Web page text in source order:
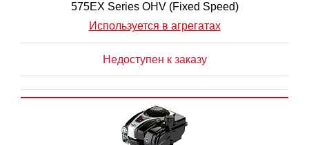
575EX Series OHV (Fixed Speed)
Используется в агрегатах
Недоступен к заказу